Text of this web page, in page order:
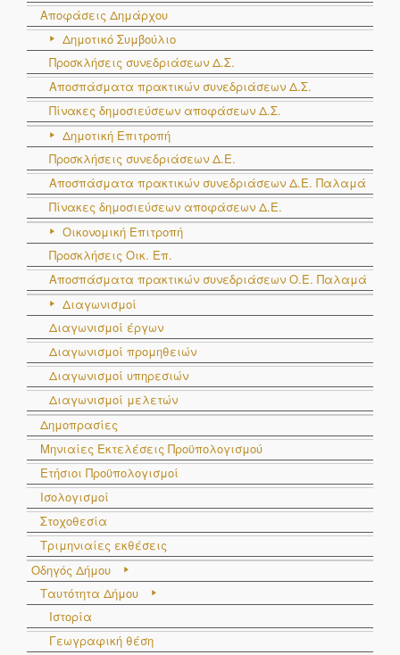
Αποφάσεις Δημάρχου
Δημοτικό Συμβούλιο
Προσκλήσεις συνεδριάσεων Δ.Σ.
Αποσπάσματα πρακτικών συνεδριάσεων Δ.Σ.
Πίνακες δημοσιεύσεων αποφάσεων Δ.Σ.
Δημοτική Επιτροπή
Προσκλήσεις συνεδριάσεων Δ.Ε.
Αποσπάσματα πρακτικών συνεδριάσεων Δ.E. Παλαμά
Πίνακες δημοσιεύσεων αποφάσεων Δ.Ε.
Οικονομική Επιτροπή
Προσκλήσεις Οικ. Επ.
Αποσπάσματα πρακτικών συνεδριάσεων Ο.E. Παλαμά
Διαγωνισμοί
Διαγωνισμοί έργων
Διαγωνισμοί προμηθειών
Διαγωνισμοί υπηρεσιών
Διαγωνισμοί μελετών
Δημοπρασίες
Μηνιαίες Εκτελέσεις Προϋπολογισμού
Ετήσιοι Προϋπολογισμοί
Ισολογισμοί
Στοχοθεσία
Τριμηνιαίες εκθέσεις
Οδηγός Δήμου
Ταυτότητα Δήμου
Ιστορία
Γεωγραφική θέση